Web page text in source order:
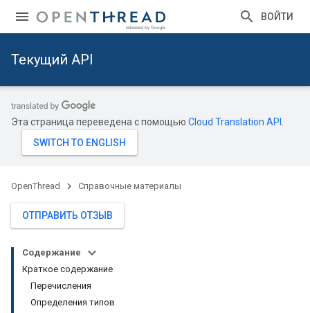
ВОЙТИ
Текущий API
Эта страница переведена с помощью Cloud Translation API
OpenThread Справочные материалы
ОТПРАВИТЬ ОТЗЫВ
Содержание
Краткое содержание
Перечисления
Определения типов